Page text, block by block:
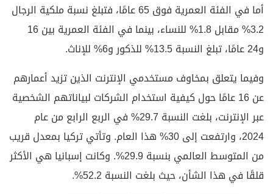
أما في الفئة العمرية فوق 65 عامًا، فتبلغ نسبة ملكية الرجال
3.2% مقابل 1.8% للنساء، بينما في الفئة العمرية بين 16
و24 عامًا، تبلغ النسبة 13.5% للذكور و6% للإناث.
وفيما يتعلق بمخاوف مستخدمي الإنترنت الذين تزيد أعمارهم
عن 16 عامًا حول كيفية استخدام الشركات لبياناتهم الشخصية
عبر الإنترنت، بلغت النسبة 29.7% في الربع الرابع من عام
2024، وارتفعت إلى 30% هذا العام. وتأتي تركيا بمعدل قريب
من المتوسط العالمي بنسبة 29.9%. وكانت إسبانيا هي الأكثر
قلقًا في هذا الشأن، حيث بلغت النسبة 52.2%.